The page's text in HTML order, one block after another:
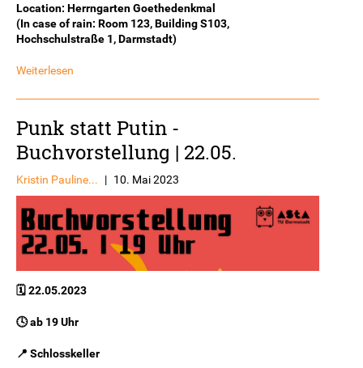
Location: Herrngarten Goethedenkmal
(In case of rain: Room 123, Building S103,
Hochschulstraße 1, Darmstadt)
Weiterlesen
Punk statt Putin -
Buchvorstellung | 22.05.
Kristin Pauline... | 10. Mai 2023
🗓️ 22.05.2023
🕓 ab 19 Uhr
📍 Schlosskeller